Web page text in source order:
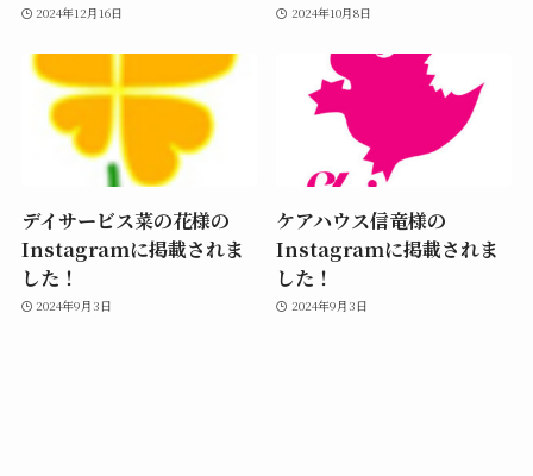
2024年12月16日 2024年10月8日
デイサービス菜の花様の
Instagramに掲載されま
した！
2024年9月3日
ケアハウス信竜様の
Instagramに掲載されま
した！
2024年9月3日